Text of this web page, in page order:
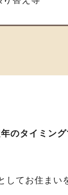
年のタイミン
てお住まい